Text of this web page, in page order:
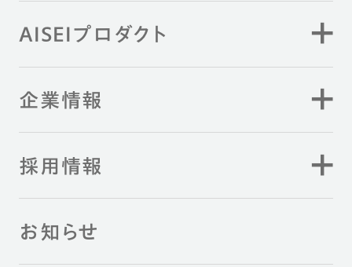
AISEIプロダクト
企業情報
採用情報
お知らせ